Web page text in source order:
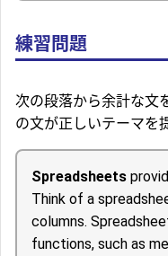
練習問題
次の段落から余計な文
の文が正しいテーマを
Spreadsheets
Think of a
columns.
functions, such as